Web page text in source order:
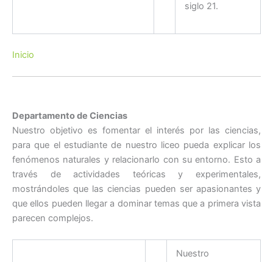
siglo 21.
Inicio
Departamento de Ciencias
Nuestro objetivo es fomentar el interés por las ciencias,
para que el estudiante de nuestro liceo pueda explicar los
fenómenos naturales y relacionarlo con su entorno. Esto a
través de actividades teóricas y experimentales,
mostrándoles que las ciencias pueden ser apasionantes y
que ellos pueden llegar a dominar temas que a primera vista
parecen complejos.
Nuestro